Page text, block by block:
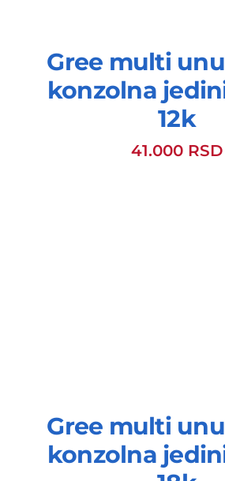
Gree multi
konzolna
12k
41.000 RSD
Gree multi
konzolna